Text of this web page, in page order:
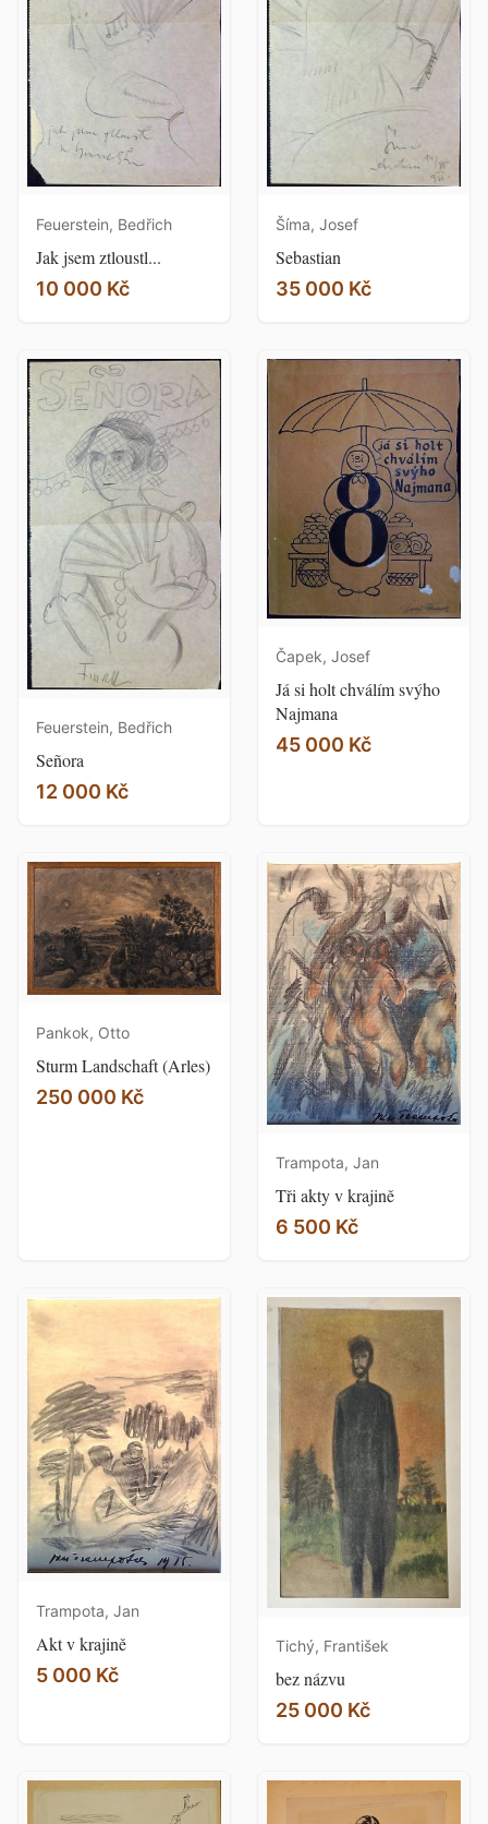
Feuerstein, Bedřich
Jak jsem ztloustl...
10 000 Kč
Šíma, Josef
Sebastian
35 000 Kč
Feuerstein, Bedřich
Señora
12 000 Kč
Čapek, Josef
Já si holt chválím svýho
Najmana
45 000 Kč
Pankok, Otto
Sturm Landschaft (Arles)
250 000 Kč
Trampota, Jan
Tři akty v krajině
6 500 Kč
Trampota, Jan
Akt v krajině
5 000 Kč
Tichý, František
bez názvu
25 000 Kč